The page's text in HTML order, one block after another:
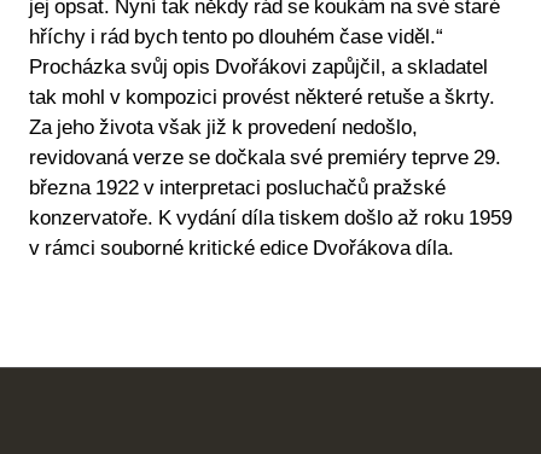
jej opsat. Nyní tak někdy rád se koukám na své staré
hříchy i rád bych tento po dlouhém čase viděl.“
Procházka svůj opis Dvořákovi zapůjčil, a skladatel
tak mohl v kompozici provést některé retuše a škrty.
Za jeho života však již k provedení nedošlo,
revidovaná verze se dočkala své premiéry teprve 29.
března 1922 v interpretaci posluchačů pražské
konzervatoře. K vydání díla tiskem došlo až roku 1959
v rámci souborné kritické edice Dvořákova díla.